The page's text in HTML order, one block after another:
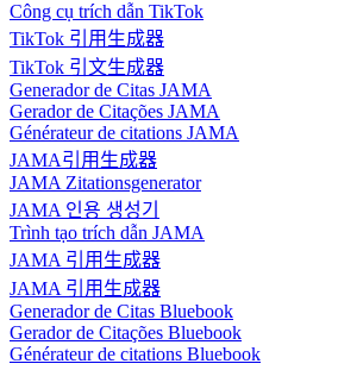
Công cụ trích dẫn TikTok
TikTok 引用生成器
TikTok 引文生成器
Generador de Citas JAMA
Gerador de Citações JAMA
Générateur de citations JAMA
JAMA引用生成器
JAMA Zitationsgenerator
JAMA 인용 생성기
Trình tạo trích dẫn JAMA
JAMA 引用生成器
JAMA 引用生成器
Generador de Citas Bluebook
Gerador de Citações Bluebook
Générateur de citations Bluebook